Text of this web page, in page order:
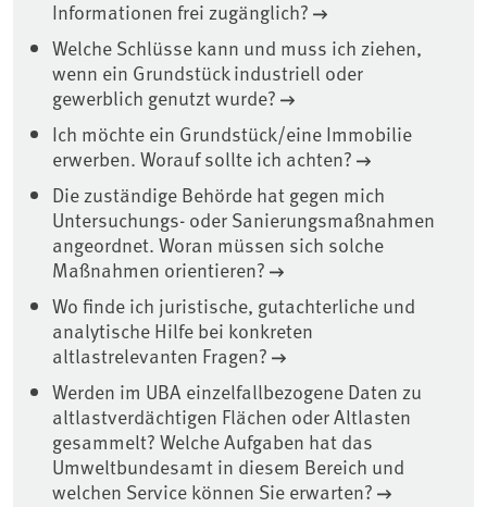
Informationen frei zugänglich?
Welche Schlüsse kann und muss ich ziehen,
wenn ein Grundstück industriell oder
gewerblich genutzt wurde?
Ich möchte ein Grundstück/eine Immobilie
erwerben. Worauf sollte ich achten?
Die zuständige Behörde hat gegen mich
Untersuchungs- oder Sanierungsmaßnahmen
angeordnet. Woran müssen sich solche
Maßnahmen orientieren?
Wo finde ich juristische, gutachterliche und
analytische Hilfe bei konkreten
altlastrelevanten Fragen?
Werden im UBA einzelfallbezogene Daten zu
altlastverdächtigen Flächen oder Altlasten
gesammelt? Welche Aufgaben hat das
Umweltbundesamt in diesem Bereich und
welchen Service können Sie erwarten?